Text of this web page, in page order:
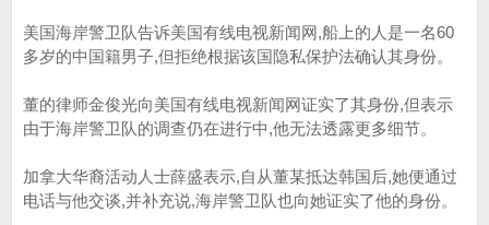
美国海岸警卫队告诉美国有线电视新闻网,船上的人是一名60
多岁的中国籍男子,但拒绝根据该国隐私保护法确认其身份。
董的律师金俊光向美国有线电视新闻网证实了其身份,但表示
由于海岸警卫队的调查仍在进行中,他无法透露更多细节。
加拿大华裔活动人士薛盛表示,自从董某抵达韩国后,她便通过
电话与他交谈,并补充说,海岸警卫队也向她证实了他的身份。